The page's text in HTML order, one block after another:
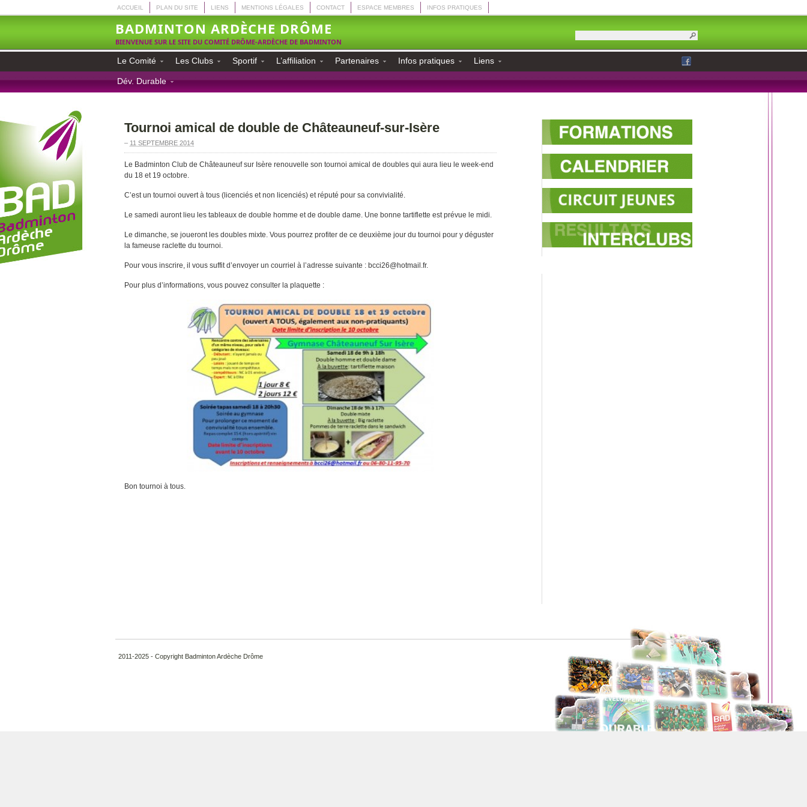
ACCUEIL PLAN DU SITE LIENS MENTIONS LÉGALES CONTACT ESPACE MEMBRES INFOS PRATIQUES
BADMINTON ARDÈCHE DRÔME
BIENVENUE SUR LE SITE DU COMITÉ DRÔME-ARDÈCHE DE BADMINTON
Le Comité Les Clubs Sportif L’affiliation Partenaires Infos pratiques Liens
Dév. Durable
Tournoi amical de double de Châteauneuf-sur-Isère
– 11 SEPTEMBRE 2014
Le Badminton Club de Châteauneuf sur Isère renouvelle son tournoi amical de doubles qui aura lieu le week-end
du 18 et 19 octobre.
C’est un tournoi ouvert à tous (licenciés et non licenciés) et réputé pour sa convivialité.
Le samedi auront lieu les tableaux de double homme et de double dame. Une bonne tartiflette est prévue le midi.
Le dimanche, se joueront les doubles mixte. Vous pourrez profiter de ce deuxième jour du tournoi pour y déguster
la fameuse raclette du tournoi.
Pour vous inscrire, il vous suffit d’envoyer un courriel à l’adresse suivante : bcci26@hotmail.fr.
Pour plus d’informations, vous pouvez consulter la plaquette :
Bon tournoi à tous.
2011-2025 - Copyright Badminton Ardèche Drôme